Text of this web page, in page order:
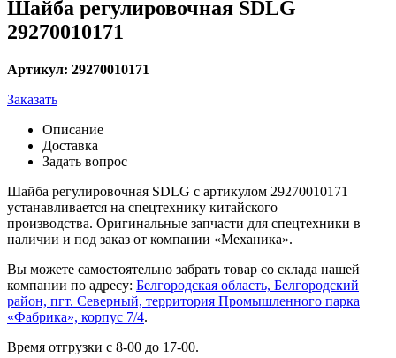
Шайба регулировочная SDLG
29270010171
Артикул: 29270010171
Заказать
Описание
Доставка
Задать вопрос
Шайба регулировочная SDLG с артикулом 29270010171
устанавливается на спецтехнику китайского
производства. Оригинальные запчасти для спецтехники в
наличии и под заказ от компании «Механика».
Вы можете самостоятельно забрать товар со склада нашей
компании по адресу: Белгородская область, Белгородский
район, пгт. Северный, территория Промышленного парка
«Фабрика», корпус 7/4.
Время отгрузки с 8-00 до 17-00.